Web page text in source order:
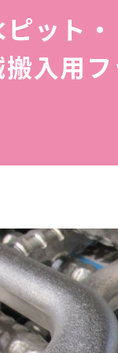
ット・
入用